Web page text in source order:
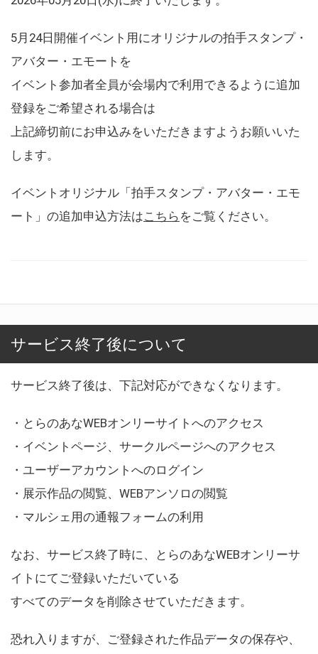
5月24日開催イベント用にオリジナルの拍手スタンプ・
アバター・エモートを
イベント参加者全員が会場内で利用できるように追加
登録をご希望される場合は
上記締切前にお申込みをいただきますようお願いいた
します。
イベントオリジナル「拍手スタンプ・アバター・エモ
ート」の追加申込方法はこちら をご覧ください。
サービス終了後について
サービス終了後は、下記対応ができなくなります。
・とらのあなWEBオンリーサイトへのアクセス
・イベントページ、サークルページへのアクセス
・ユーザーアカウントへのログイン
・展示作品の閲覧、WEBアンソロの閲覧
・マルシェ用の通報フォームの利用
なお、サービス終了時に、とらのあなWEBオンリーサ
イトにてご登録いただいている
すべてのデータを削除させていただきます。
恐れ入りますが、ご登録された作品データの保存や、